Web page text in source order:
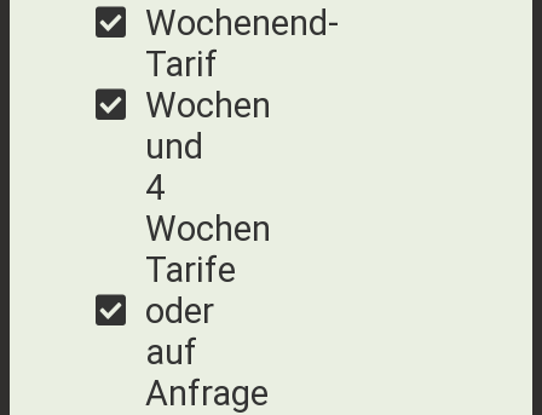
Wochenend-
Tarif
Wochen
und
4
Wochen
Tarife
oder
auf
Anfrage